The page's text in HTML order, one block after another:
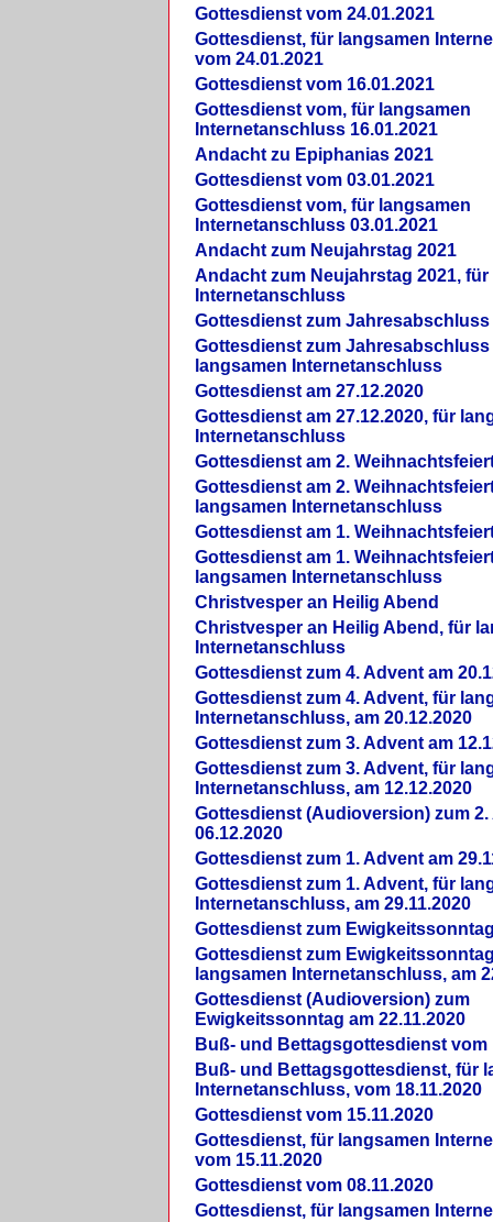
Gottesdienst vom 24.01.2021
Gottesdienst, für langsamen
vom 24.01.2021
Gottesdienst vom 16.01.2021
Gottesdienst vom, für langsamen
Internetanschluss 16.01.2021
Andacht zu Epiphanias 2021
Gottesdienst vom 03.01.2021
Gottesdienst vom, für langsamen
Internetanschluss 03.01.2021
Andacht zum Neujahrstag 2021
Andacht zum Neujahrstag 2021,
Internetanschluss
Gottesdienst zum Jahresabschluss
Gottesdienst zum Jahresabschluss
langsamen Internetanschluss
Gottesdienst am 27.12.2020
Gottesdienst am 27.12.2020, für
Internetanschluss
Gottesdienst am 2.
Gottesdienst am 2.
langsamen Internetanschluss
Gottesdienst am 1.
Gottesdienst am 1.
langsamen Internetanschluss
Christvesper an Heilig Abend
Christvesper an Heilig Abend, für
Internetanschluss
Gottesdienst zum 4. Advent am
Gottesdienst zum 4. Advent, für
Internetanschluss, am 20.12.2020
Gottesdienst zum 3. Advent am
Gottesdienst zum 3. Advent, für
Internetanschluss, am 12.12.2020
Gottesdienst (Audioversion) zum 2.
06.12.2020
Gottesdienst zum 1. Advent am
Gottesdienst zum 1. Advent, für
Internetanschluss, am 29.11.2020
Gottesdienst zum
Gottesdienst zum
langsamen Internetanschluss, am
Gottesdienst (Audioversion) zum
Ewigkeitssonntag am 22.11.2020
Buß- und Bettagsgottesdienst vom
Buß- und Bettagsgottesdienst, für
Internetanschluss, vom 18.11.2020
Gottesdienst vom 15.11.2020
Gottesdienst, für langsamen
vom 15.11.2020
Gottesdienst vom 08.11.2020
Gottesdienst, für langsamen